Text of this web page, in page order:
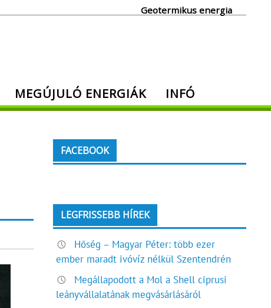
Geotermikus energia
MEGÚJULÓ ENERGIÁK INFÓ
FACEBOOK
LEGFRISSEBB HÍREK
Hőség – Magyar Péter: több ezer
ember maradt ivóvíz nélkül Szentendrén
Megállapodott a Mol a Shell ciprusi
leányvállalatának megvásárlásáról